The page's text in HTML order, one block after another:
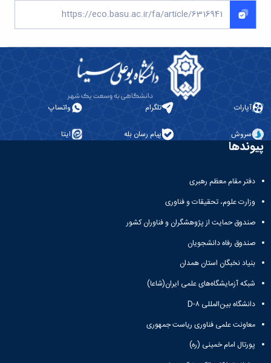
آپارات تلگرام واتساپ
سروش پیام رسان بله ایتا
پیوندها
دفتر مقام معظم رهبری
وزارت علوم، تحقیقات و فناوری
صندوق حمایت از پژوهشگران و فناوران کشور
صندوق رفاه دانشجویان
بنیاد نخبگان استان همدان
شبکه آزمایشگاه‌های علمی ایران(شاعا)
دانشگاه بین‌المللی D-۸
معاونت علمی فناوری ریاست جمهوری
پورتال امام خمینی (ره)